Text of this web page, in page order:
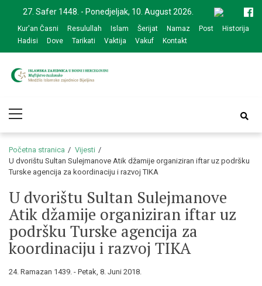
navigation
content
27. Safer 1448. - Ponedjeljak, 10. August 2026.
Kur'an Časni Resulullah Islam Šerijat Namaz Post
Historija
Hadisi
Dove Tarikati Vaktija Vakuf Kontakt
zajednice Bijeljina
Menu
Početna stranica
Vijesti
U dvorištu Sultan Sulejmanove Atik džamije organiziran iftar uz podršku
Turske agencija za koordinaciju i razvoj TIKA
U dvorištu Sultan Sulejmanove
Atik džamije organiziran iftar uz
podršku Turske agencija za
koordinaciju i razvoj TIKA
24. Ramazan 1439. - Petak, 8. Juni 2018.